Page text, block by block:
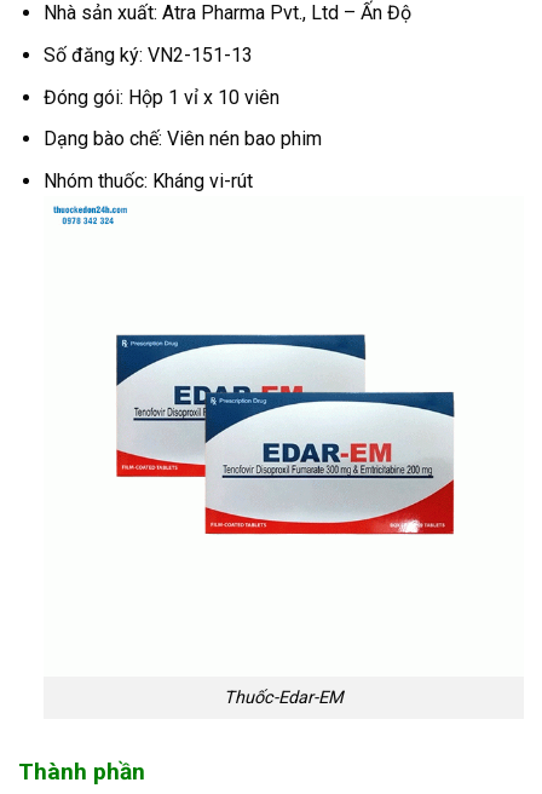
Nhà sản xuất: Atra Pharma Pvt., Ltd – Ấn Độ
Số đăng ký: VN2-151-13
Đóng gói: Hộp 1 vỉ x 10 viên
Dạng bào chế: Viên nén bao phim
Nhóm thuốc: Kháng vi-rút
Thuốc-Edar-EM
Thành phần